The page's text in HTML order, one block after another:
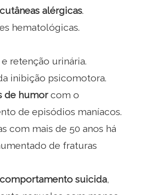
alérgicas.
hematológicas.
retenção urinária.
inibição psicomotora.
de humorcom o
de episódios maníacos.
com mais de 50 anos há
de fraturas
suicida,